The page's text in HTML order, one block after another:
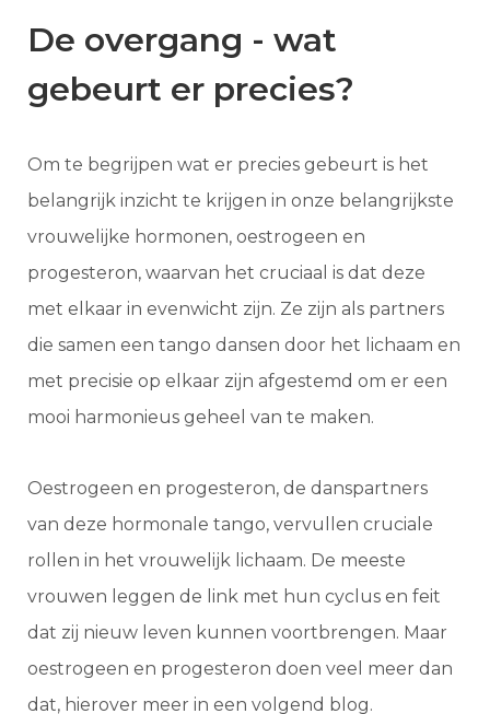
De overgang - wat
gebeurt er precies?
Om te begrijpen wat er precies gebeurt is het
belangrijk inzicht te krijgen in onze belangrijkste
vrouwelijke hormonen, oestrogeen en
progesteron, waarvan het cruciaal is dat deze
met elkaar in evenwicht zijn. Ze zijn als partners
die samen een tango dansen door het lichaam en
met precisie op elkaar zijn afgestemd om er een
mooi harmonieus geheel van te maken.
Oestrogeen en progesteron, de danspartners
van deze hormonale tango, vervullen cruciale
rollen in het vrouwelijk lichaam. De meeste
vrouwen leggen de link met hun cyclus en feit
dat zij nieuw leven kunnen voortbrengen. Maar
oestrogeen en progesteron doen veel meer dan
dat, hierover meer in een volgend blog.